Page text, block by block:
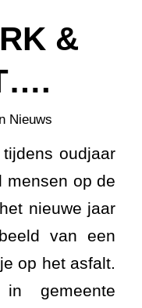
&
Nieuws
oudjaar
mensen op de
nieuwe jaar
van een
op het asfalt.
gemeente